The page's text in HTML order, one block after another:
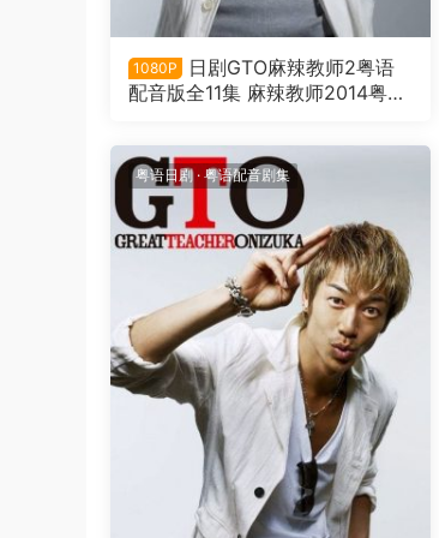
1080P
日剧GTO麻辣教师2粤语
配音版全11集 麻辣教师2014粤语
粤语日剧· 粤语配音剧集